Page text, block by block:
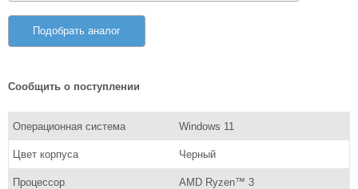
Подобрать аналог
Сообщить о поступлении
Операционная система Windows 11
Цвет корпуса Черный
Процессор AMD Ryzen™ 3